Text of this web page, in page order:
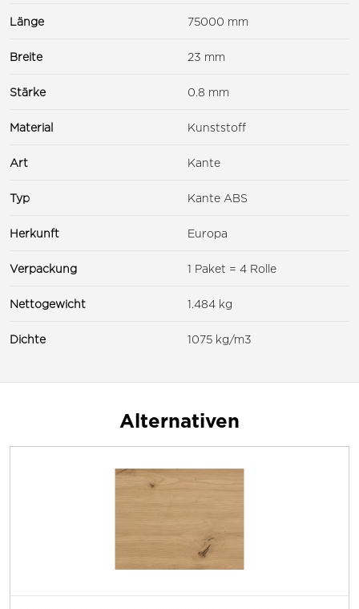
Länge 75000 mm
Breite 23 mm
Stärke 0.8 mm
Material Kunststoff
Art Kante
Typ Kante ABS
Herkunft Europa
Verpackung 1 Paket = 4 Rolle
Nettogewicht 1.484 kg
Dichte 1075 kg/m3
Alternativen